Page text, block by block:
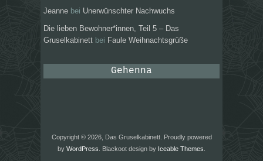
Jeanne bei Unerwünschter Nachwuchs
Die lieben Bewohner*innen, Teil 5 – Das
Gruselkabinett bei Faule Weihnachtsgrüße
Gehenna
Copyright © 2026, Das Gruselkabinett. Proudly powered
by WordPress . Blackoot design by Iceable Themes